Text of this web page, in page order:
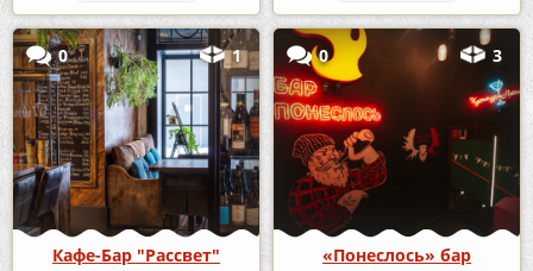
0 1
Кафе-Бар "Рассвет"
0 3
«Понеслось» бар